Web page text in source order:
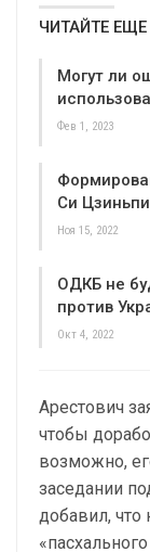
ЧИТАЙТЕ ЕЩЕ
Могут ли
Фев 1, 2023
Си
Ноя 15, 2022
ОДКБ не
против
Окт 4, 2022
Арестович
чтобы
возможно,
заседании
добавил, что